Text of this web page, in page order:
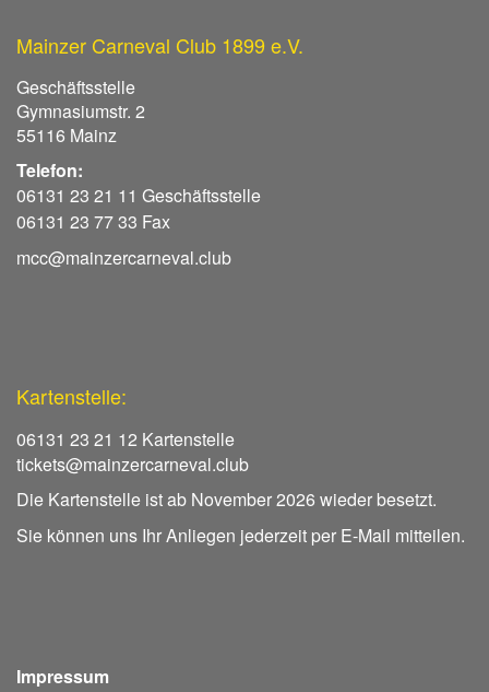
Mainzer Carneval Club 1899 e.V.
Geschäftsstelle
Gymnasiumstr. 2
55116 Mainz
Telefon:
06131 23 21 11 Geschäftsstelle
06131 23 77 33 Fax
mcc@mainzercarneval.club
Kartenstelle:
06131 23 21 12 Kartenstelle
tickets@mainzercarneval.club
Die Kartenstelle ist ab November 2026 wieder besetzt.
Sie können uns Ihr Anliegen jederzeit per E-Mail mitteilen.
Impressum